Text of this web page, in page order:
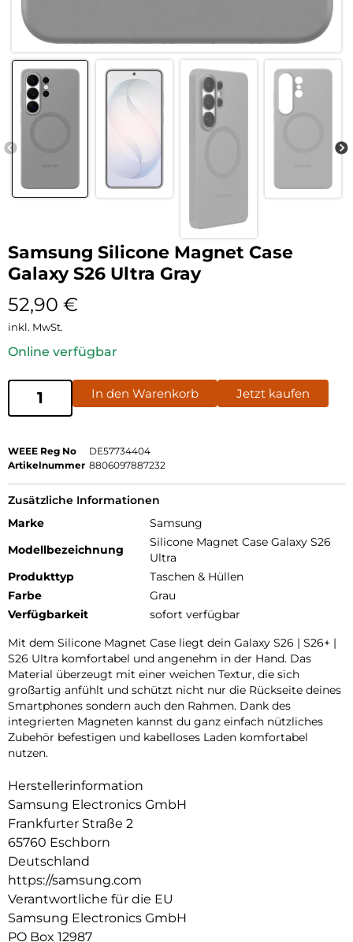
Samsung Silicone Magnet Case
Galaxy S26 Ultra Gray
52,90 €
inkl. MwSt.
Online verfügbar
In den Warenkorb Jetzt kaufen
WEEE Reg No
DE57734404
Artikelnummer 8806097887232
Zusätzliche Informationen
Marke
Samsung
Modellbezeichnung
Silicone Magnet Case Galaxy S26
Ultra
Produkttyp
Taschen & Hüllen
Farbe
Grau
Verfügbarkeit
sofort verfügbar
Mit dem Silicone Magnet Case liegt dein Galaxy S26 | S26+ |
S26 Ultra komfortabel und angenehm in der Hand. Das
Material überzeugt mit einer weichen Textur, die sich
großartig anfühlt und schützt nicht nur die Rückseite deines
Smartphones sondern auch den Rahmen. Dank des
integrierten Magneten kannst du ganz einfach nützliches
Zubehör befestigen und kabelloses Laden komfortabel
nutzen.
Herstellerinformation
Samsung Electronics GmbH
Frankfurter Straße 2
65760 Eschborn
Deutschland
https://samsung.com
Verantwortliche für die EU
Samsung Electronics GmbH
PO Box 12987